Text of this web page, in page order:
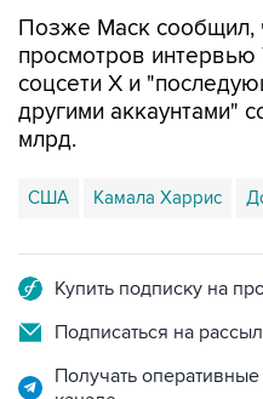
Позже Маск сообщил,
просмотров
соцсети Х и
другими аккаунтами"
млрд.
США Камала Харрис
Купить подписку на
Подписаться на
Получать